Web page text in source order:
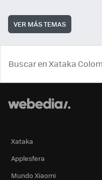
VER MÁS TEMAS
Xataka
Applesfera
Mundo Xiaomi